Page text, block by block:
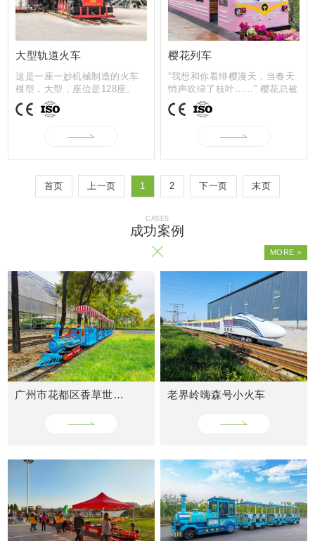
大型轨道火车
这是一座一妙机械制造的火车
模型，大型，座位是128座。
是轨道火车，...
樱花列车
“我想和你看绯樱漫天，当春天
悄声吹绿了枝叶……” 樱花总被
写进歌...
首页 上一页 1 2 下一页 末页
广州市花都区香草世界轨道小火车 老界岭嗨森号小火车